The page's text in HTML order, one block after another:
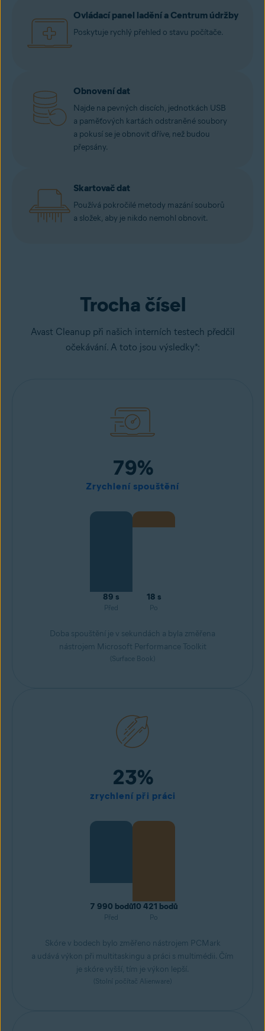
Ovládací panel ladění a Centrum údržby
Poskytuje rychlý přehled o stavu počítače.
Obnovení dat
Najde na pevných discích, jednotkách USB
a paměťových kartách odstraněné soubory
a pokusí se je obnovit dříve, než budou
přepsány.
Skartovač dat
Používá pokročilé metody mazání souborů
a složek, aby je nikdo nemohl obnovit.
Trocha čísel
Avast Cleanup při našich interních testech předčil
očekávání. A toto jsou výsledky*:
79%
Zrychlení spouštění
89 s
Před
18 s
Po
Doba spouštění je v sekundách a byla změřena
nástrojem Microsoft Performance Toolkit
(Surface Book)
23%
zrychlení při práci
7 990 bodů
Před
10 421 bodů
Po
Skóre v bodech bylo změřeno nástrojem PCMark
a udává výkon při multitaskingu a práci s multimédii. Čím
je skóre vyšší, tím je výkon lepší.
(Stolní počítač Alienware)